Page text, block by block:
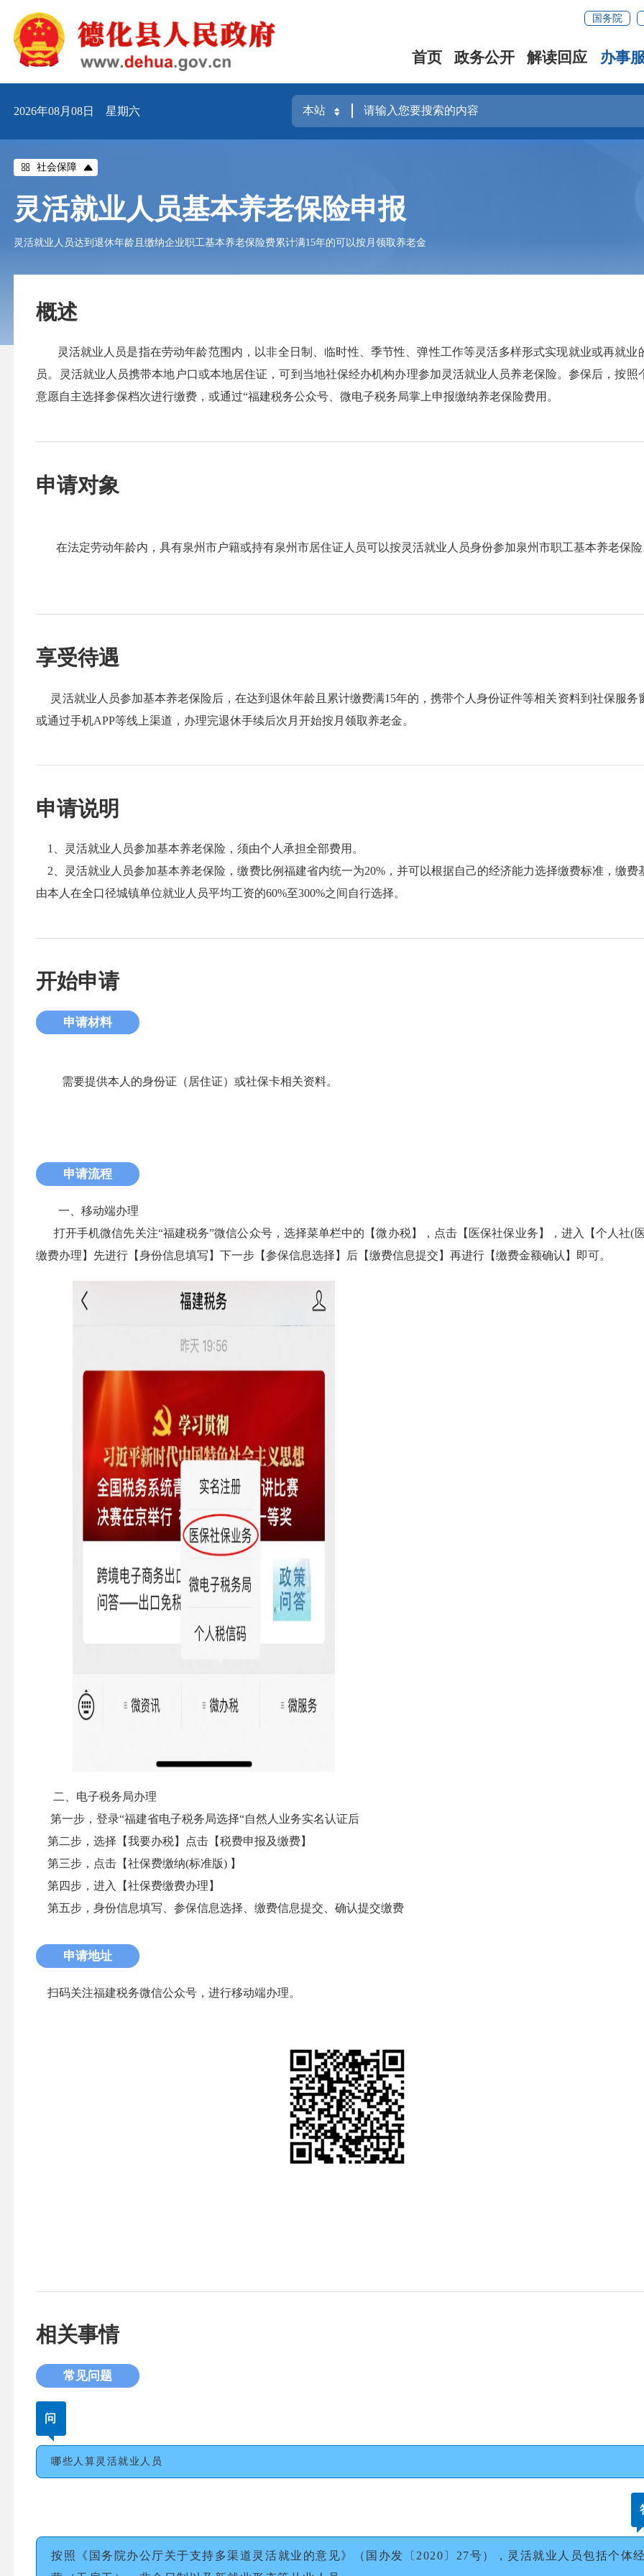
国务院
首页 政务公开 解读回应 办事
2026年08月08日 星期六
社会保障
灵活就业人员基本养老保险申报
灵活就业人员达到退休年龄且缴纳企业职工基本养老保险费累计满15年的可以按月领取养老金
概述
灵活就业人员是指在劳动年龄范围内，以非全日制、临时性、季节性、弹性工作等灵活多样形式实现就业或再就业
员。灵活就业人员携带本地户口或本地居住证，可到当地社保经办机构办理参加灵活就业人员养老保险。参保后，按照
意愿自主选择参保档次进行缴费，或通过“福建税务公众号、微电子税务局掌上申报缴纳养老保险费用。
申请对象
在法定劳动年龄内，具有泉州市户籍或持有泉州市居住证人员可以按灵活就业人员身份参加泉州市职工基本养老保
享受待遇
灵活就业人员参加基本养老保险后，在达到退休年龄且累计缴费满15年的，携带个人身份证件等相关资料到社保服务
或通过手机APP等线上渠道，办理完退休手续后次月开始按月领取养老金。
申请说明
1、灵活就业人员参加基本养老保险，须由个人承担全部费用。
2、灵活就业人员参加基本养老保险，缴费比例福建省内统一为20%，并可以根据自己的经济能力选择缴费标准，缴费
由本人在全口径城镇单位就业人员平均工资的60%至300%之间自行选择。
开始申请
申请材料
需要提供本人的身份证（居住证）或社保卡相关资料。
申请流程
一、移动端办理
打开手机微信先关注“福建税务”微信公众号，选择菜单栏中的【微办税】，点击【医保社保业务】，进入【个人社(
缴费办理】先进行【身份信息填写】下一步【参保信息选择】后【缴费信息提交】再进行【缴费金额确认】即可。
二、电子税务局办理
第一步，登录“福建省电子税务局选择“自然人业务实名认证后
第二步，选择【我要办税】点击【税费申报及缴费】
第三步，点击【社保费缴纳(标准版) 】
第四步，进入【社保费缴费办理】
第五步，身份信息填写、参保信息选择、缴费信息提交、确认提交缴费
申请地址
扫码关注福建税务微信公众号，进行移动端办理。
相关事情
常见问题
问
哪些人算灵活就业人员
按照《国务院办公厅关于支持多渠道灵活就业的意见》（国办发〔2020〕27号），灵活就业人员包括个体